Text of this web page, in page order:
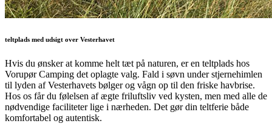
teltplads med udsigt over Vesterhavet
Hvis du ønsker at komme helt tæt på naturen, er en teltplads hos
Vorupør Camping det oplagte valg. Fald i søvn under stjernehimlen
til lyden af Vesterhavets bølger og vågn op til den friske havbrise.
Hos os får du følelsen af ægte friluftsliv ved kysten, men med alle de
nødvendige faciliteter lige i nærheden. Det gør din teltferie både
komfortabel og autentisk.